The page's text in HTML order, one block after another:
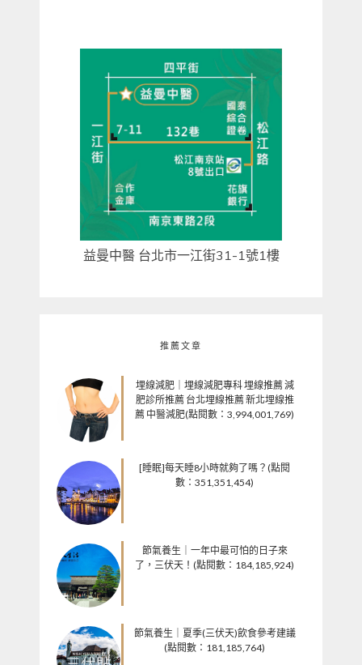
益曼中醫 台北市一江街31-1號1樓
推薦文章
埋線減肥｜埋線減肥專科 埋線推薦 減
肥診所推薦 台北埋線推薦 新北埋線推
薦 中醫減肥(點閱數：3,994,001,769)
[睡眠]每天睡8小時就夠了嗎？(點閱
數：351,351,454)
節氣養生｜一年中最可怕的日子來
了，三伏天！(點閱數：184,185,924)
節氣養生｜夏季(三伏天)飲食參考建議
(點閱數：181,185,764)